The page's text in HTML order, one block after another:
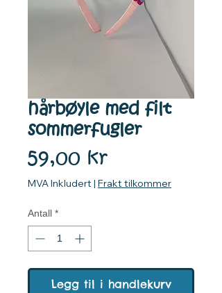
hårbøyle med filt
sommerfugler
59,00 krPris
MVA Inkludert | Frakt tilkommer
Antall *
Legg til i handlekurv